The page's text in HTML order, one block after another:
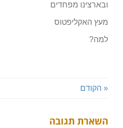
ובארצינו מפחדים
מעץ האקליפטוס
למה?
« הקודם
השארת תגובה